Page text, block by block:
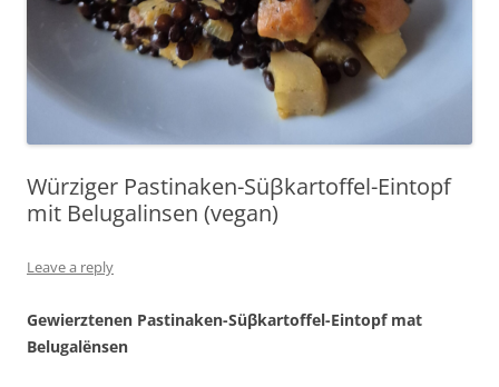
Würziger Pastinaken-Süβkartoffel-Eintopf
mit Belugalinsen (vegan)
Leave a reply
Gewierztenen Pastinaken-Süβkartoffel-Eintopf mat
Belugalënsen